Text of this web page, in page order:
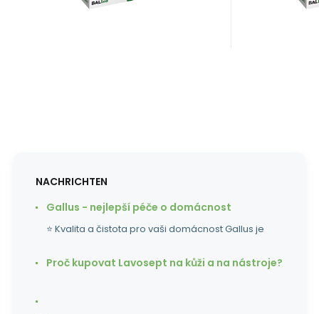
Behandlung von 4
NACHRICHTEN
Gallus - nejlepší péče o domácnost
⭐ Kvalita a čistota pro vaši domácnost Gallus je
Proč kupovat Lavosept na kůži a na nástroje?